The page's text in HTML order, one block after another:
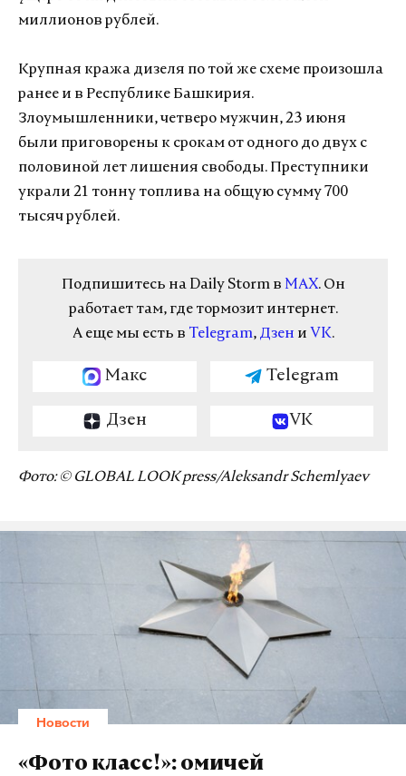
миллионов рублей.
Крупная кража дизеля по той же схеме произошла
ранее и в Республике Башкирия.
Злоумышленники, четверо мужчин, 23 июня
были приговорены к срокам от одного до двух с
половиной лет лишения свободы. Преступники
украли 21 тонну топлива на общую сумму 700
тысяч рублей.
Подпишитесь на Daily Storm в MAX. Он
работает там, где тормозит интернет.
А еще мы есть в Telegram, Дзен и VK.
Макс Telegram
Дзен VK
Фото: © GLOBAL LOOK press/Aleksandr Schemlyaev
Новости
«Фото класс!»: омичей